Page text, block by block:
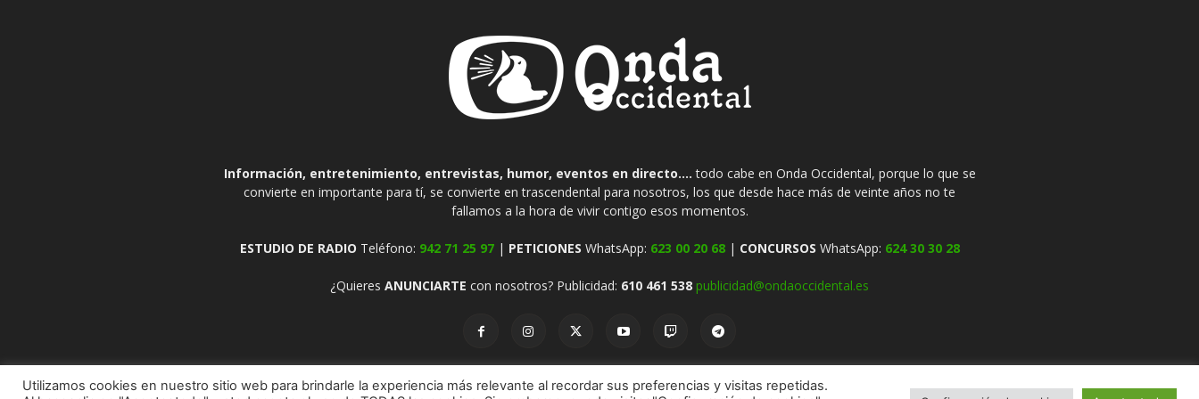
Información, entretenimiento, entrevistas, humor, eventos en directo.... todo cabe en Onda Occidental, porque lo que se
convierte en importante para tí, se convierte en trascendental para nosotros, los que desde hace más de veinte años no te
fallamos a la hora de vivir contigo esos momentos.
ESTUDIO DE RADIO Teléfono: 942 71 25 97| PETICIONES WhatsApp: 623 00 20 68| CONCURSOS WhatsApp: 624 30 30 28
¿Quieres ANUNCIARTE con nosotros? Publicidad: 610 461 538 publicidad@ondaoccidental.es
Utilizamos cookies en nuestro sitio web para brindarle la experiencia más relevante al recordar sus preferencias y visitas repetidas.